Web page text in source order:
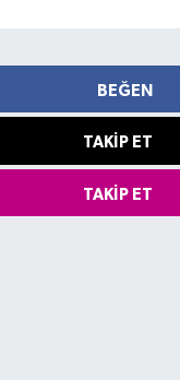
BEĞEN
TAKIP ET
TAKIP ET